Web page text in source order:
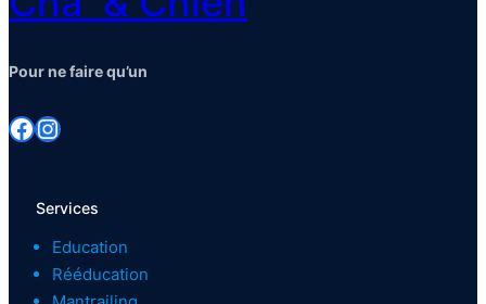
Pour ne faire qu’un
Facebook Instagram
Services
Education
Rééducation